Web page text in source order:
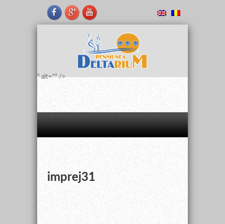
" alt="" />
imprej31